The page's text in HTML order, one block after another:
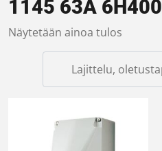
1145 63A
Näytetään ainoa tulos